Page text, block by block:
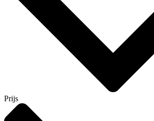
Prijs